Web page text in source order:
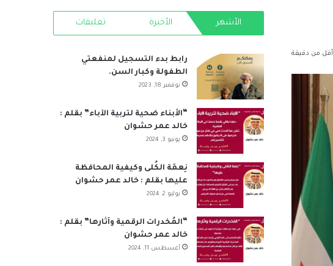
أقل من دقيقة
RSS
الأشهر الأخيرة تعليقات
رابط بدء التسجيل لمنفعتي
الطفولة وكبار السن.
نوفمبر 18, 2023
“الأبناء ضحية لتربية الآباء” بقلم :
خالد عمر حشوان
يونيو 3, 2024
نِعمَة الكُلى وكيفية المحافظة
عليها بقلم : خالد عمر حشوان
يوليو 2, 2024
“المُخدرات الرقمية وآثارها” بقلم :
خالد عمر حشوان
أغسطس 11, 2024